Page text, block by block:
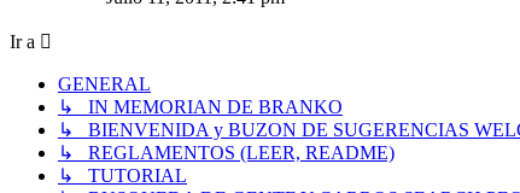
mensaje
Ir a
GENERAL
↳ IN MEMORIAN DE BRANKO
↳ BIENVENIDA y BUZON DE SUGERENCIAS
↳ REGLAMENTOS (LEER, README)
↳ TUTORIAL